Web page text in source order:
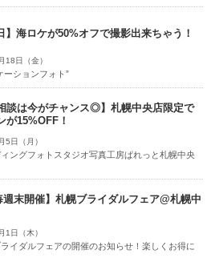
】海ロケが50%オフで撮影出来ちゃう！
18日（金）
ーションフォト”
談は今がチャンス◎】札幌中央店限定で
が15%OFF！
5日（月）
ングフォトスタジオ写真工房ぱれっと札幌中央
週末開催】札幌ブライダルフェア@札幌中
1日（木）
イダルフェアの開催のお知らせ！楽しくお得に